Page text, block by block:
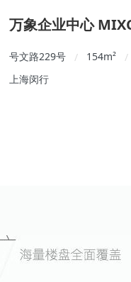
万象企业中心
号文路229号 / 154m²
/
上海闵行